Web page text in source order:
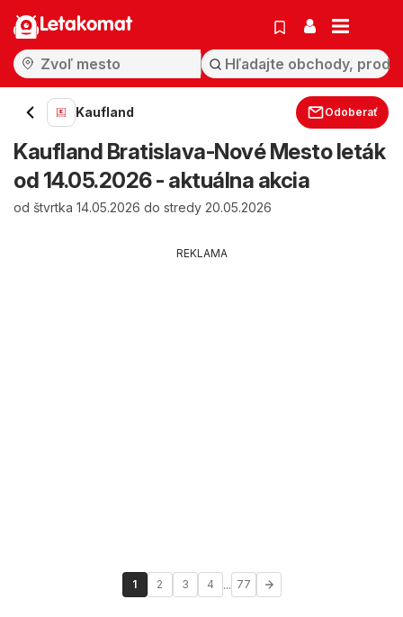
Letakomat
Kaufland Odoberať
Kaufland Bratislava-Nové Mesto leták
od 14.05.2026 - aktuálna akcia
od štvrtka 14.05.2026 do stredy 20.05.2026
REKLAMA
1 2 3 4 ... 77